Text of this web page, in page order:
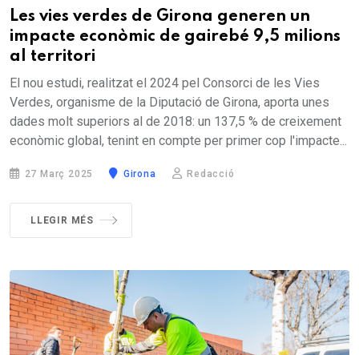
Les vies verdes de Girona generen un
impacte econòmic de gairebé 9,5 milions
al territori
El nou estudi, realitzat el 2024 pel Consorci de les Vies
Verdes, organisme de la Diputació de Girona, aporta unes
dades molt superiors al de 2018: un 137,5 % de creixement
econòmic global, tenint en compte per primer cop l'impacte...
27 Març 2025 Girona Redacció
LLEGIR MÉS